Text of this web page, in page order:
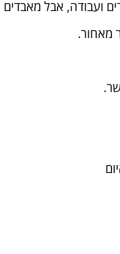
ועבודה, אבל
מאחור.